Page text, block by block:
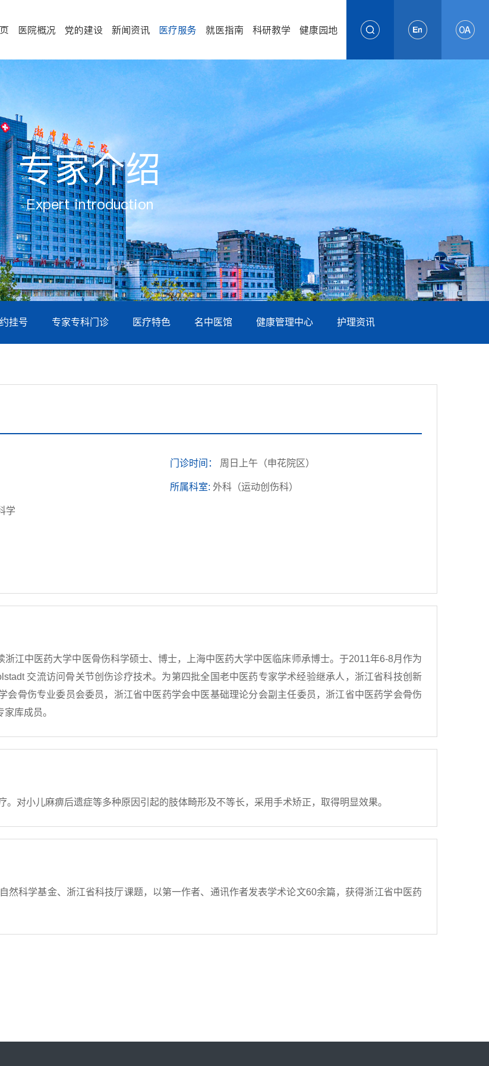
医院概况 党的建设 新闻资讯 医疗服务 就医指南 科研教学 健康园地
专家介绍
Expert introduction
挂号 专家专科门诊 医疗特色 名中医馆 健康管理中心 护理资讯
门诊时间： 周日上午（申花院区）
所属科室: 外科（运动创伤科）
学
江中医药大学中医骨伤科学硕士、博士，上海中医药大学中医临床师承博士。于2011年6-8月作为
交流访问骨关节创伤诊疗技术。为第四批全国老中医药专家学术经验继承人，浙江省科技创新
会骨伤专业委员会委员，浙江省中医药学会中医基础理论分会副主任委员，浙江省中医药学会骨伤
库成员。
对小儿麻痹后遗症等多种原因引起的肢体畸形及不等长，采用手术矫正，取得明显效果。
然科学基金、浙江省科技厅课题，以第一作者、通讯作者发表学术论文60余篇，获得浙江省中医药